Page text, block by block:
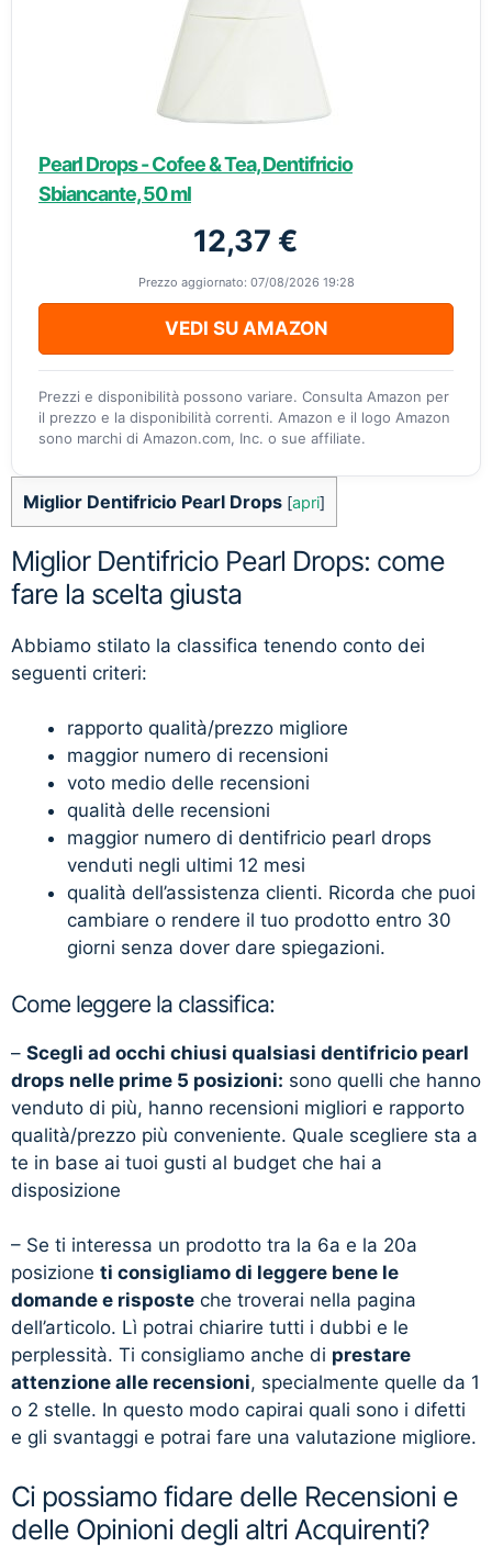
Pearl Drops - Cofee & Tea, Dentifricio
Sbiancante, 50 ml
12,37 €
Prezzo aggiornato: 07/08/2026 19:28
VEDI SU AMAZON
Prezzi e disponibilità possono variare. Consulta Amazon per
il prezzo e la disponibilità correnti. Amazon e il logo Amazon
sono marchi di Amazon.com, Inc. o sue affiliate.
Miglior Dentifricio Pearl Drops [apri]
Miglior Dentifricio Pearl Drops: come
fare la scelta giusta
Abbiamo stilato la classifica tenendo conto dei
seguenti criteri:
rapporto qualità/prezzo migliore
maggior numero di recensioni
voto medio delle recensioni
qualità delle recensioni
maggior numero di dentifricio pearl drops
venduti negli ultimi 12 mesi
qualità dell’assistenza clienti. Ricorda che puoi
cambiare o rendere il tuo prodotto entro 30
giorni senza dover dare spiegazioni.
Come leggere la classifica:
– Scegli ad occhi chiusi qualsiasi dentifricio pearl
drops nelle prime 5 posizioni: sono quelli che hanno
venduto di più, hanno recensioni migliori e rapporto
qualità/prezzo più conveniente. Quale scegliere sta a
te in base ai tuoi gusti al budget che hai a
disposizione
– Se ti interessa un prodotto tra la 6a e la 20a
posizione ti consigliamo di leggere bene le
domande e risposte che troverai nella pagina
dell’articolo. Lì potrai chiarire tutti i dubbi e le
perplessità. Ti consigliamo anche di prestare
attenzione alle recensioni, specialmente quelle da 1
o 2 stelle. In questo modo capirai quali sono i difetti
e gli svantaggi e potrai fare una valutazione migliore.
Ci possiamo fidare delle Recensioni e
delle Opinioni degli altri Acquirenti?